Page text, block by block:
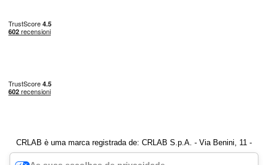
CRLAB è uma marca registrada de: CRLAB S.p.A. - Via Benini, 11 -
40069 Zola Predosa (BO) - Número de IVA 04247251202